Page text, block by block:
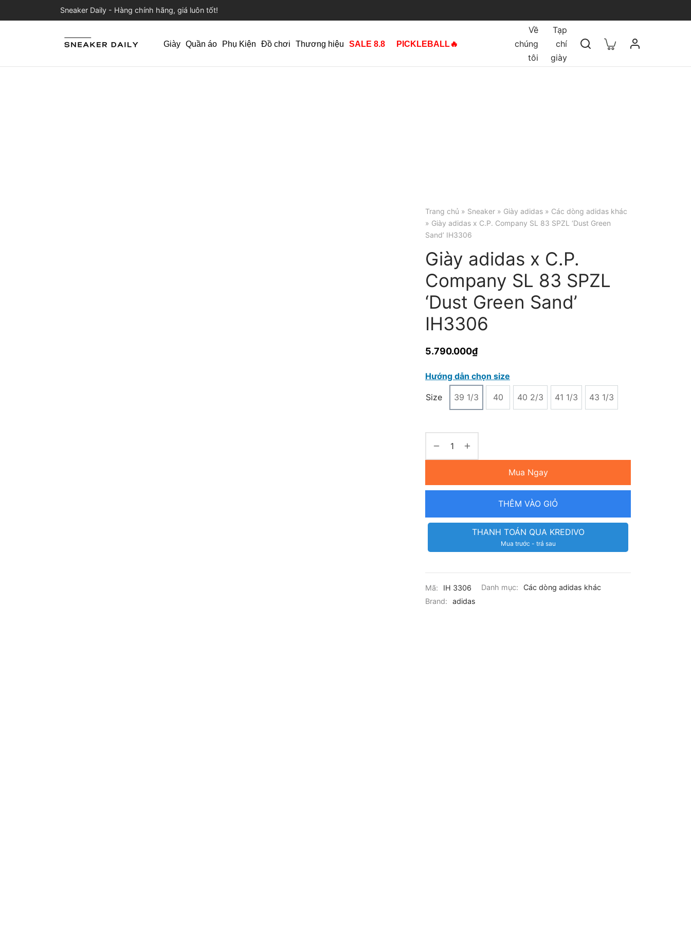
Sneaker Daily - Hàng chính hãng, giá luôn tốt!
Giày Quần áo Phụ Kiện Đồ chơi Thương hiệu SALE 8.8 PICKLEBALL🔥
Về
chúng
tôi
Tạp
chí
giày
Trang chủ » Sneaker » Giày adidas » Các dòng adidas khác
» Giày adidas x C.P. Company SL 83 SPZL ‘Dust Green
Sand’ IH3306
Giày adidas x C.P.
Company SL 83 SPZL
‘Dust Green Sand’
IH3306
5.790.000₫
Hướng dẫn chọn size
Size 39 1/3 40 40 2/3 41 1/3 43 1/3
Mua Ngay
THÊM VÀO GIỎ
THANH TOÁN QUA KREDIVO
Mua trước - trả sau
Mã: IH 3306 Danh mục:
Các dòng adidas khác
Brand:
adidas